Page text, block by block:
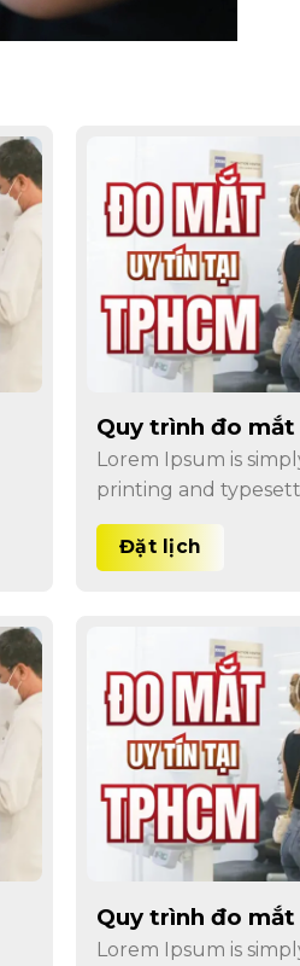
Quy trình đo mắt
Lorem Ipsum is
printing and
Đặt lịch
Quy trình đo mắt
Lorem Ipsum is